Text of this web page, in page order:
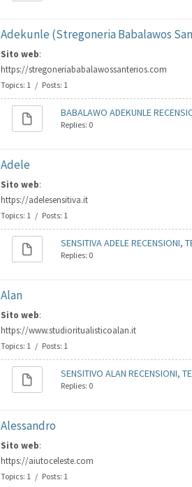
Adekunle (Stregoneria Babalawos
Sito web:
https://stregoneriababalawossanterios.com
Topics: 1 / Posts: 1
BABALAWO ADEKUNLE
Replies: 0
Adele
Sito web:
https://adelesensitiva.it
Topics: 1 / Posts: 1
SENSITIVA ADELE RECENSIONI,
Replies: 0
Alan
Sito web:
https://www.studioritualisticoalan.it
Topics: 1 / Posts: 1
SENSITIVO ALAN RECENSIONI,
Replies: 0
Alessandro
Sito web:
https://aiutoceleste.com
Topics: 1 / Posts: 1